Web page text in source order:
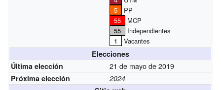
5
PP
55
MCP
55
Independientes
1
Vacantes
Elecciones
Última elección
21 de mayo de 2019
Próxima elección
2024